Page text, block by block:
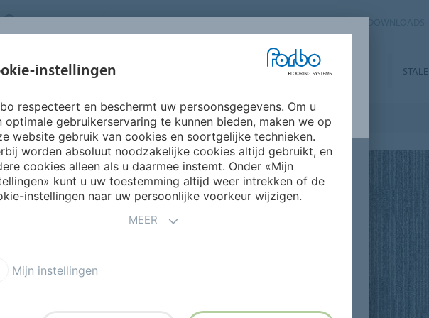
NETHERLANDS
SEGMENTEN
INSPIRATIE &
REFERENTIES
DUURZAAMHEID
INSTALLATIE &
ONDERHOUD
Tessera Inline
met een lineaire
Ontwikkeld voor
waar uitstraling
instellingen
respecteert en beschermt uw persoonsgegevens. Om u
optimale gebruikerservaring te kunnen bieden, maken we op
website gebruik van cookies en soortgelijke technieken.
worden absoluut noodzakelijke cookies altijd gebruikt, en
cookies alleen als u daarmee instemt. Onder «Mijn
kunt u uw toestemming altijd weer intrekken of de
instellingen naar uw persoonlijke voorkeur wijzigen.
MEER
Mijn instellingen